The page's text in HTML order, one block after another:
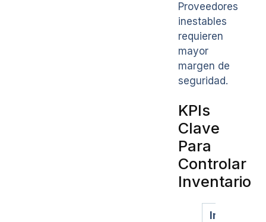
Proveedores
inestables
requieren
mayor
margen de
seguridad.
KPIs
Clave
Para
Controlar
Inventario
Indicador